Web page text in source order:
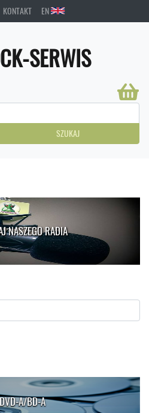
KONTAKT EN
SERWIS
SZUKAJ
NASZEGO RADIA
A/BD-A